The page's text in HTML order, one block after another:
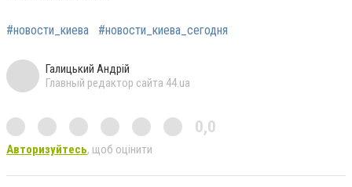
#новости_киева #новости_киева_сегодня
Галицький Андрій
Главный редактор сайта 44.ua
0,0
Авторизуйтесь, щоб оцінити